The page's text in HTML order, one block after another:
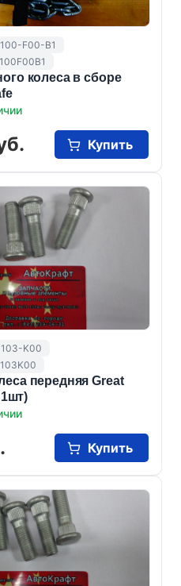
F00-B1
колеса в сборе
Купить
K00
передняя Great
1шт)
Купить